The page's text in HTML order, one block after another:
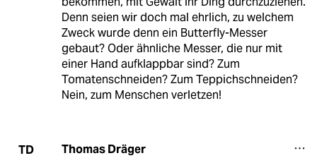
Denn seien wir doch mal ehrlich, zu welchem
Zweck wurde denn ein Butterfly-Messer
gebaut? Oder ähnliche Messer, die nur mit
einer Hand aufklappbar sind? Zum
Tomatenschneiden? Zum Teppichschneiden?
Nein, zum Menschen verletzen!
TD Thomas Dräger